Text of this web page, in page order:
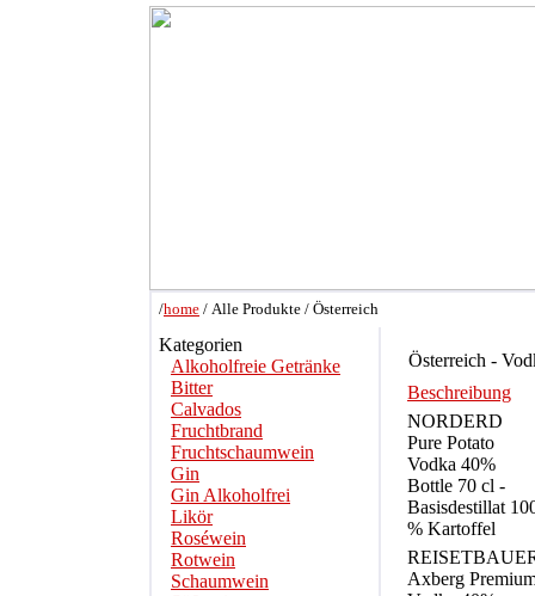
/home / Alle Produkte / Österreich
Kategorien
Alkoholfreie Getränke
Bitter
Calvados
Fruchtbrand
Fruchtschaumwein
Gin
Gin Alkoholfrei
Likör
Roséwein
Rotwein
Schaumwein
Österreich -
Beschreibung
NORDERD
Pure Potato
Vodka 40%
Bottle 70 cl -
Basisdestillat
% Kartoffel
Axberg